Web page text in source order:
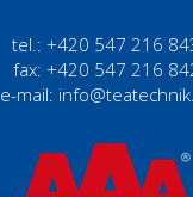
tel.: +420 547 216
fax: +420 547 216
e-mail: